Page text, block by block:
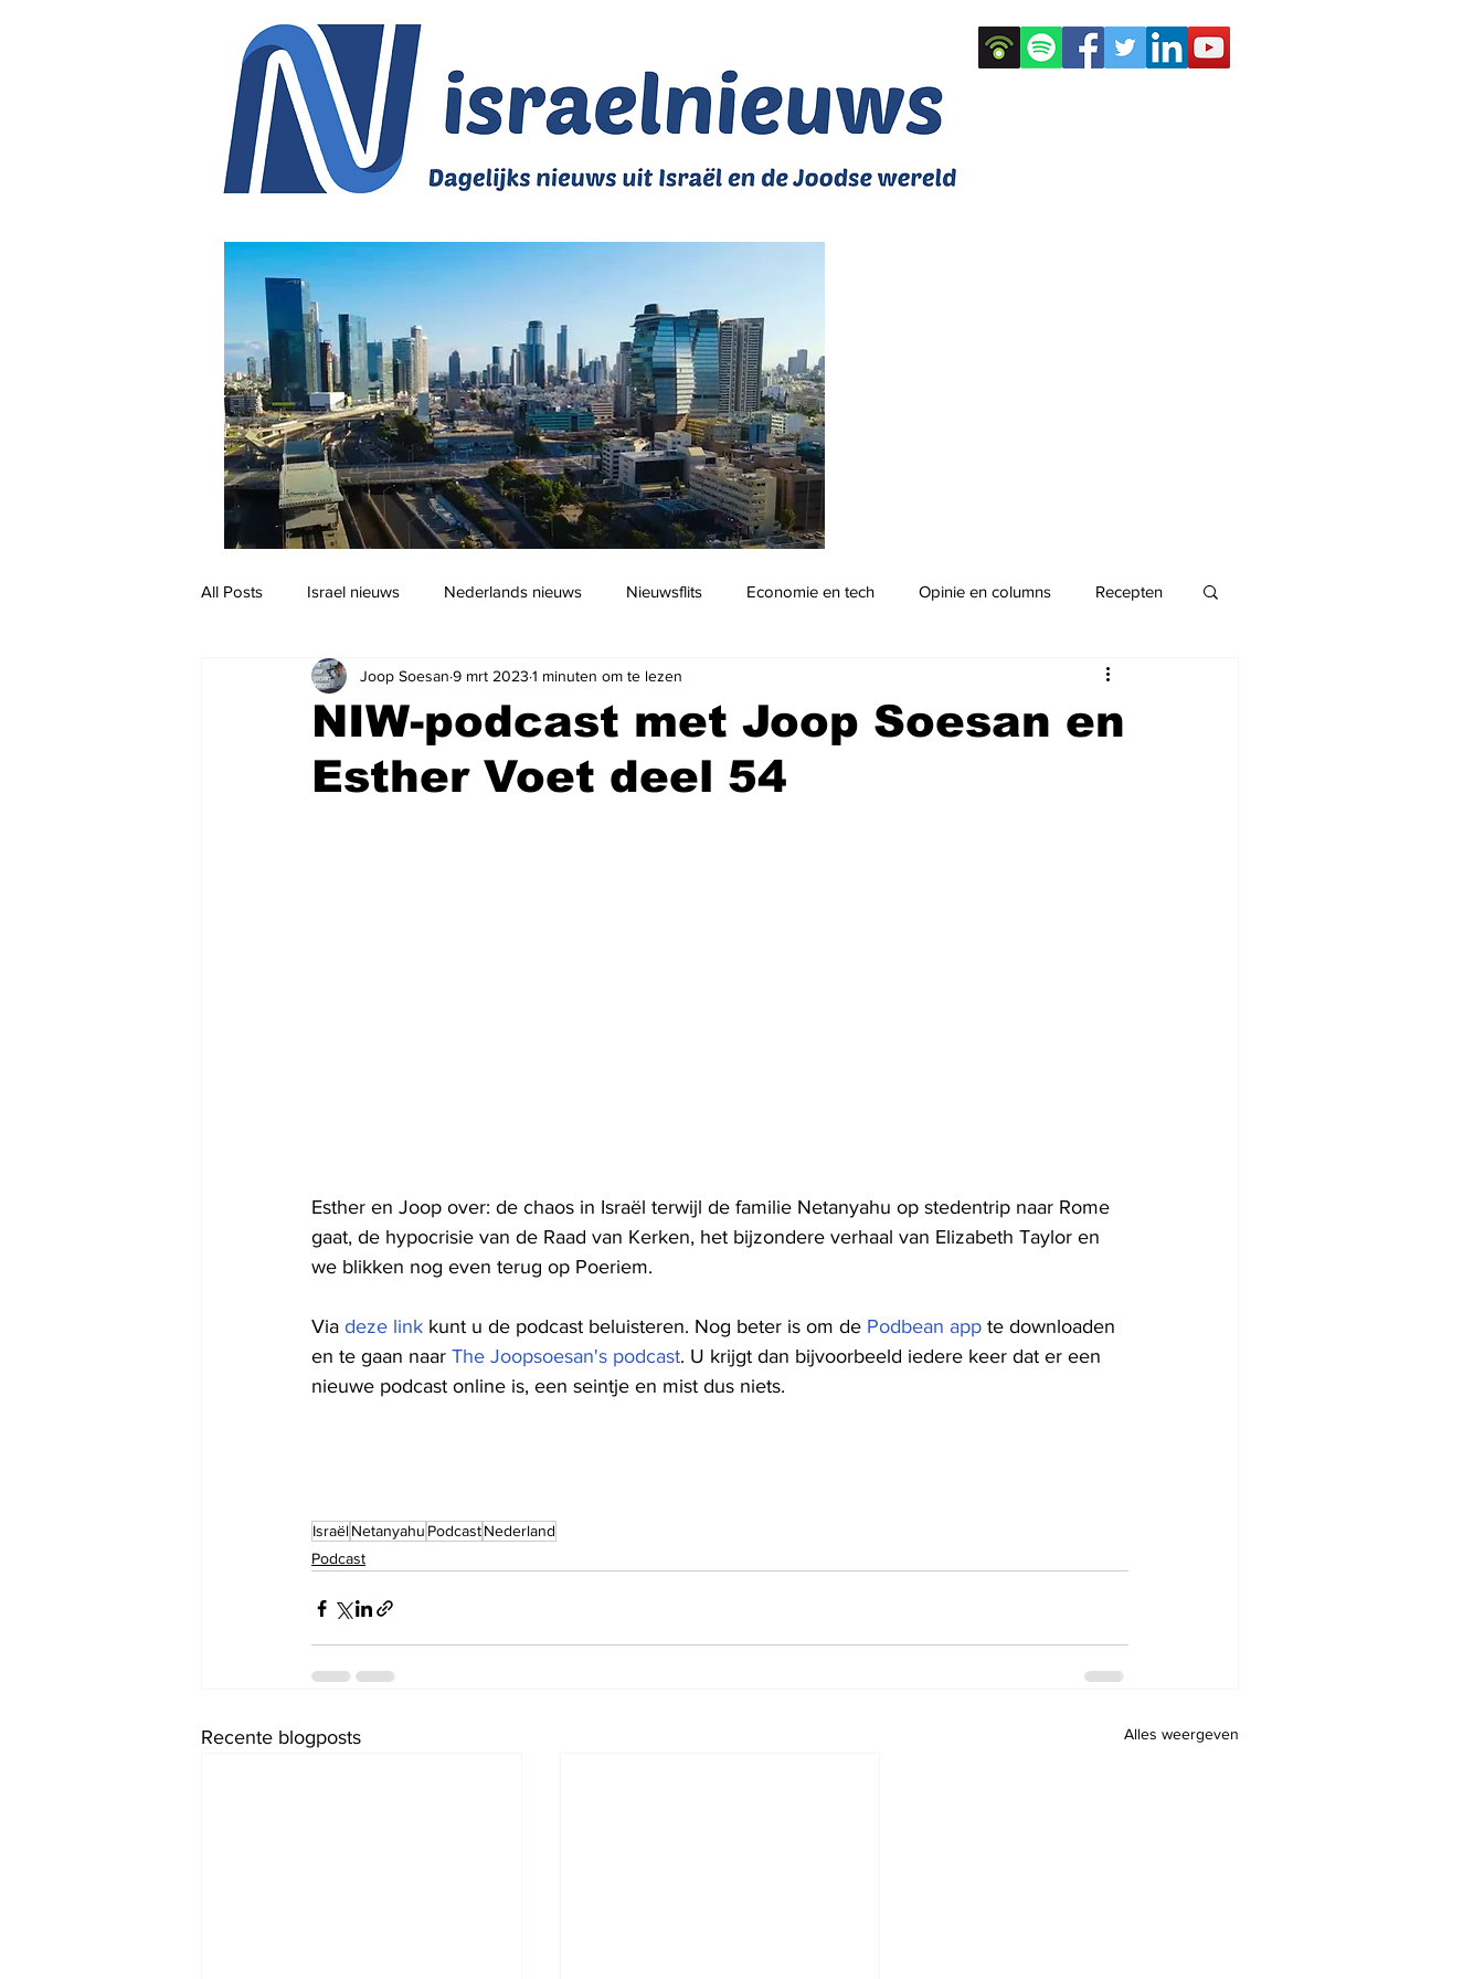
All Posts Israel nieuws Nederlands nieuws Nieuwsflits Economie en tech Opinie en columns Recepten
Jodendom en cultuur Podcast
NIW-podcast met Joop Soesan en
Esther Voet deel 54
Joop Soesan 9 mrt 2023 1 minuten om te lezen
Esther en Joop over: de chaos in Israël terwijl de familie Netanyahu op stedentrip naar Rome
gaat, de hypocrisie van de Raad van Kerken, het bijzondere verhaal van Elizabeth Taylor en
we blikken nog even terug op Poeriem.
Via deze link kunt u de podcast beluisteren. Nog beter is om de Podbean app te downloaden
en te gaan naar The Joopsoesan's podcast. U krijgt dan bijvoorbeeld iedere keer dat er een
nieuwe podcast online is, een seintje en mist dus niets.
IsraëlNetanyahu PodcastNederland
Podcast
Recente blogposts Alles weergeven